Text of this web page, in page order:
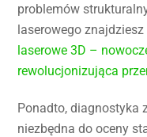
problemów
laserowego
laserowe 3D –
rewolucjonizująca
Ponadto, diagnostyka
niezbędna do oceny